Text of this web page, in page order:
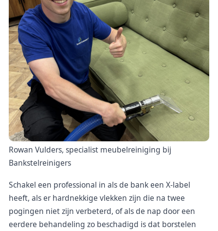
Rowan Vulders, specialist meubelreiniging bij
Bankstelreinigers
Schakel een professional in als de bank een X-label
heeft, als er hardnekkige vlekken zijn die na twee
pogingen niet zijn verbeterd, of als de nap door een
eerdere behandeling zo beschadigd is dat borstelen